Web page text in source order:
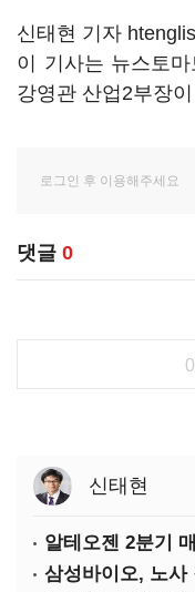
신태현 기자
이 기사는 뉴스토
강영관 산업2부장
댓글 0
신태현
알테오젠 2분기
삼성바이오, 노